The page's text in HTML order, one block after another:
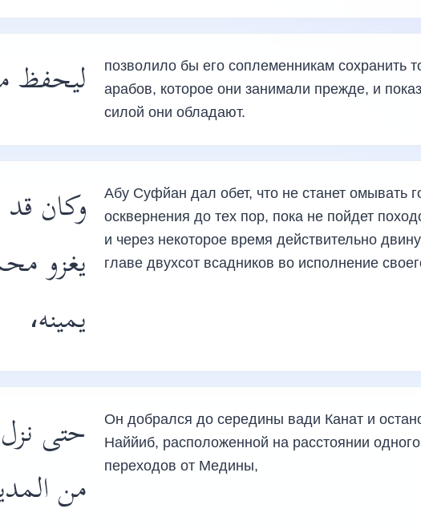
ليحفظ
позволило бы его соплеменникам сохранить
арабов, которое они занимали прежде, и
силой они обладают.
وكان
يغزو
يمينه،
Абу Суфйан дал обет, что не станет омывать
осквернения до тех пор, пока не пойдет
и через некоторое время действительно
главе двухсот всадников во исполнение
حتى
من
Он добрался до середины вади Канат и
Наййиб, расположенной на расстоянии
переходов от Медины,